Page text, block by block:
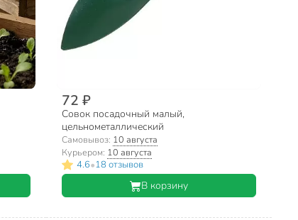
72 ₽
Совок посадочный малый,
цельнометаллический
Самовывоз: 10 августа
Курьером: 10 августа
4.6•18 отзывов
В корзину